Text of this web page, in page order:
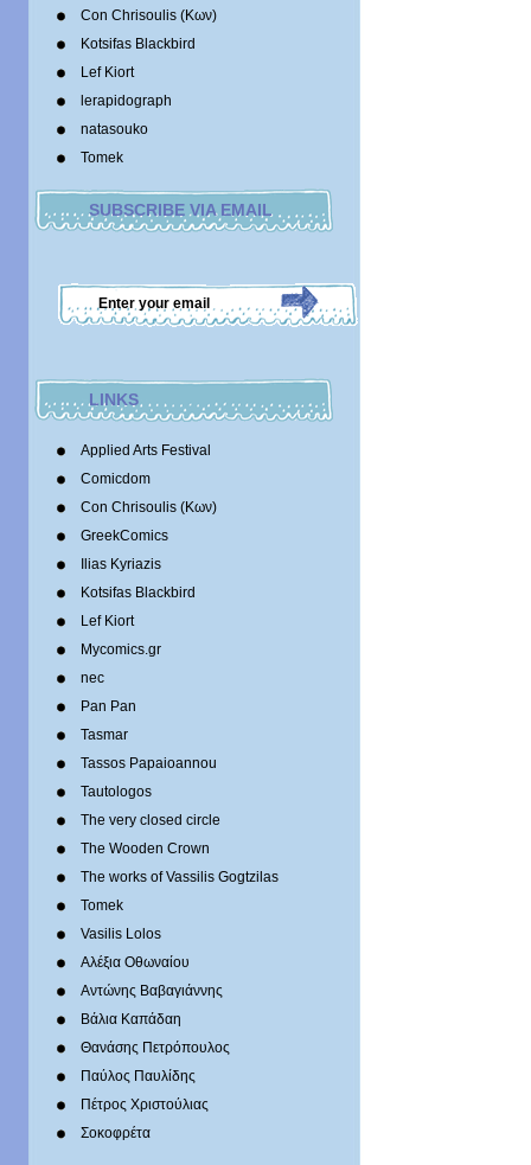
Con Chrisoulis (Κων)
Kotsifas Blackbird
Lef Kiort
lerapidograph
natasouko
Tomek
SUBSCRIBE VIA EMAIL
LINKS
Applied Arts Festival
Comicdom
Con Chrisoulis (Κων)
GreekComics
Ilias Kyriazis
Kotsifas Blackbird
Lef Kiort
Mycomics.gr
nec
Pan Pan
Tasmar
Tassos Papaioannou
Tautologos
The very closed circle
The Wooden Crown
The works of Vassilis Gogtzilas
Tomek
Vasilis Lolos
Αλέξια Οθωναίου
Αντώνης Βαβαγιάννης
Βάλια Καπάδαη
Θανάσης Πετρόπουλος
Παύλος Παυλίδης
Πέτρος Χριστούλιας
Σοκοφρέτα